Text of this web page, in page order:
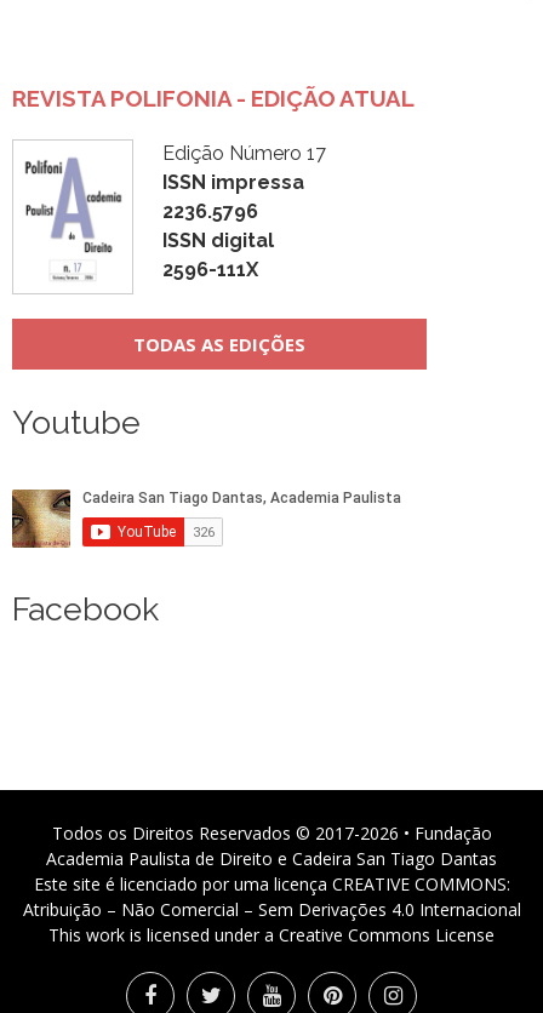
REVISTA POLIFONIA - EDIÇÃO ATUAL
Edição Número 17
ISSN impressa
2236.5796
ISSN digital
2596-111X
TODAS AS EDIÇÕES
Youtube
Facebook
Todos os Direitos Reservados © 2017-2026 • Fundação
Academia Paulista de Direito e Cadeira San Tiago Dantas
Este site é licenciado por uma licença CREATIVE COMMONS:
Atribuição – Não Comercial – Sem Derivações 4.0 Internacional
This work is licensed under a Creative Commons License